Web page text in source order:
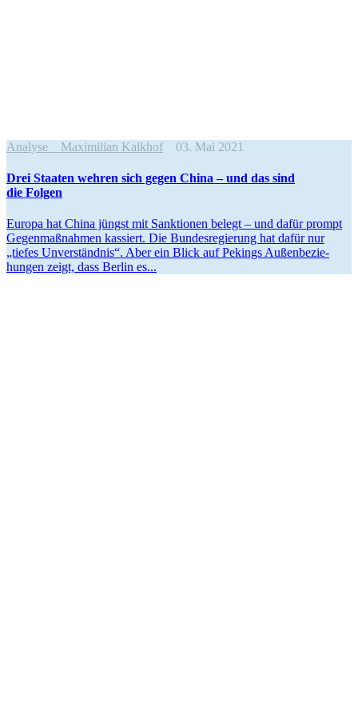
Analyse Maximilian Kalkhof 03. Mai 2021
Drei Staaten wehren sich gegen China – und das sind
die Folgen
Europa hat China jüngst mit Sanktionen belegt – und dafür prompt
Gegen­maß­nahmen kassiert. Die Bundes­re­gierung hat dafür nur
„tiefes Unver­ständnis“. Aber ein Blick auf Pekings Außen­be­zie­
hungen zeigt, dass Berlin es...